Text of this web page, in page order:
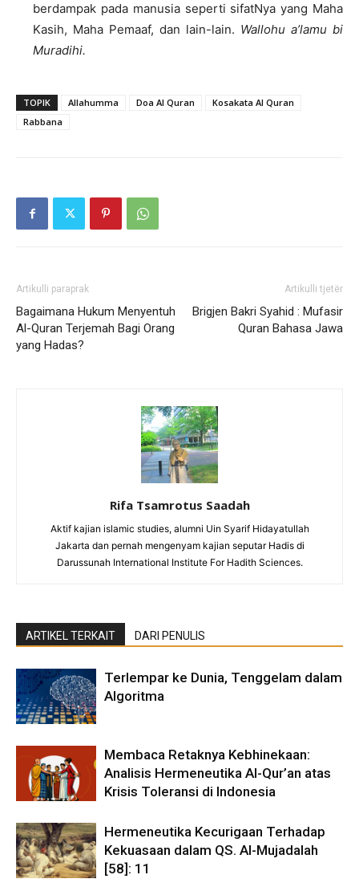
berdampak pada manusia seperti sifatNya yang Maha
Kasih, Maha Pemaaf, dan lain-lain. Wallohu a’lamu bi
Muradihi.
TOPIK Allahumma Doa Al Quran
Kosakata Al Quran
Rabbana
Artikulli paraprak
Bagaimana Hukum Menyentuh
Al-Quran Terjemah Bagi Orang
yang Hadas?
Artikulli tjetër
Brigjen Bakri Syahid : Mufasir
Quran Bahasa Jawa
Rifa Tsamrotus Saadah
Aktif kajian islamic studies, alumni Uin Syarif Hidayatullah
Jakarta dan pernah mengenyam kajian seputar Hadis di
Darussunah International Institute For Hadith Sciences.
ARTIKEL TERKAIT DARI PENULIS
Terlempar ke Dunia, Tenggelam dalam
Algoritma
Membaca Retaknya Kebhinekaan:
Analisis Hermeneutika Al-Qur’an atas
Krisis Toleransi di Indonesia
Hermeneutika Kecurigaan Terhadap
Kekuasaan dalam QS. Al-Mujadalah
[58]: 11